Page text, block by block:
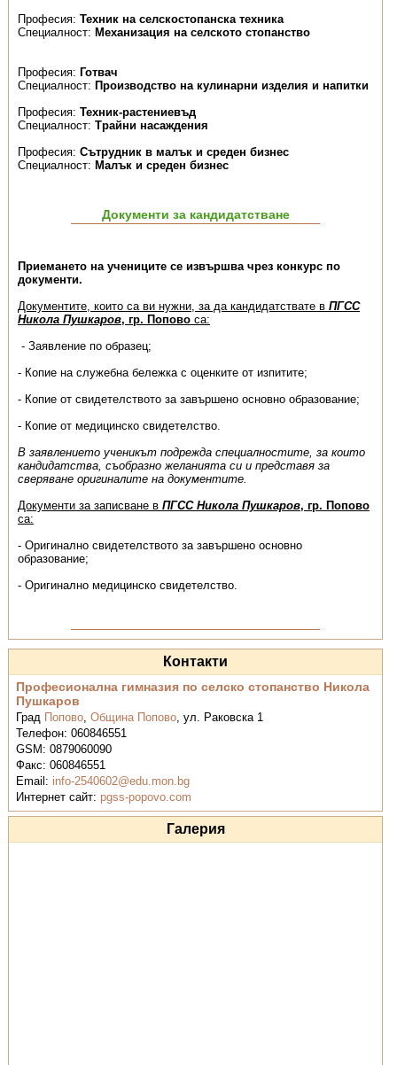
Професия: Техник на селскостопанска техника
Специалност: Механизация на селското стопанство
Професия: Готвач
Специалност: Производство на кулинарни изделия и напитки
Професия: Техник-растениевъд
Специалност: Трайни насаждения
Професия: Сътрудник в малък и среден бизнес
Специалност: Малък и среден бизнес
Документи за кандидатстване
Приемането на учениците се извършва чрез конкурс по
документи.
Документите, които са ви нужни, за да кандидатствате в ПГСС
Никола Пушкаров, гр. Поповоса:
- Заявление по образец;
- Копие на служебна бележка с оценките от изпитите;
- Копие от свидетелството за завършено основно образование;
- Копие от медицинско свидетелство.
В заявлението ученикът подрежда специалностите, за които
кандидатства, съобразно желанията си и представя за
сверяване оригиналите на документите.
Документи за записване в ПГСС Никола Пушкаров, гр. Попово
са:
- Оригинално свидетелството за завършено основно
образование;
- Оригинално медицинско свидетелство.
Контакти
Професионална гимназия по селско стопанство Никола
Пушкаров
Град Попово,Община Попово,ул. Раковска 1
Телефон:060846551
GSM:0879060090
Факс:060846551
Email: info-2540602@edu.mon.bg
Интернет сайт:pgss-popovo.com
Галерия